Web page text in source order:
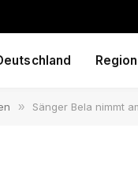
» Sänger Bela nimmt